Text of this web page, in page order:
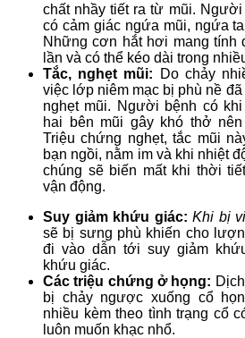
chất nhầy tiết ra từ mũi.
có cảm giác ngứa mũi, ngứa
Những cơn hắt hơi mang tính
lần và có thể kéo dài trong
Tắc, nghẹt mũi: Do chảy
việc lớp niêm mạc bị phù nề
nghẹt mũi. Người bệnh có
hai bên mũi gây khó thở
Triệu chứng nghẹt, tắc mũi
bạn ngồi, nằm im và khi nhiệt
chúng sẽ biến mất khi thời
vận động.
Suy giảm khứu giác: Khi bị
sẽ bị sưng phù khiến cho
đi vào dẫn tới suy giảm
khứu giác.
Các triệu chứng ở họng:
bị chảy ngược xuống cổ
nhiều kèm theo tình trạng cổ
luôn muốn khạc nhổ.